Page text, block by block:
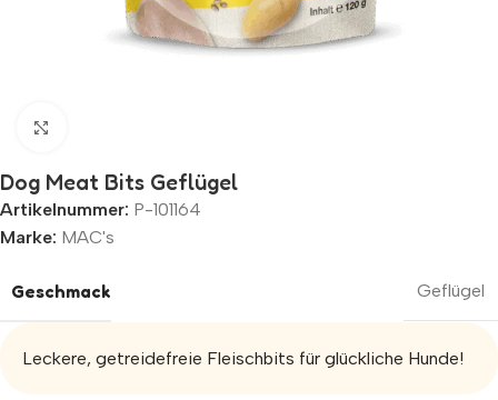
Dog Meat Bits Geflügel
Artikelnummer: P-101164
Marke: MAC's
Geschmack Geflügel
Leckere, getreidefreie Fleischbits für glückliche Hunde!